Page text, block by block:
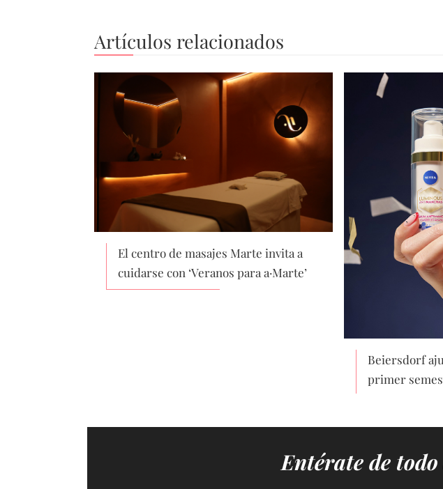
Artículos relacionados
El centro de masajes Marte invita a
cuidarse con ‘Veranos para a·Marte’
Beiersdorf
primer
Entérate de